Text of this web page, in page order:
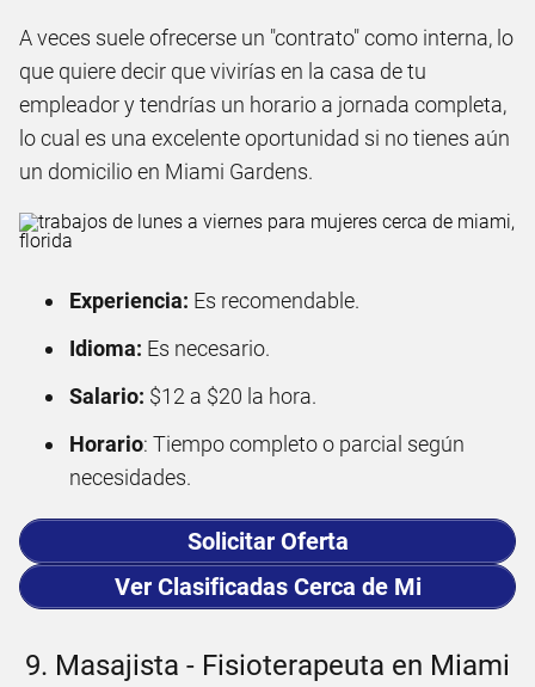
A veces suele ofrecerse un "contrato" como interna, lo
que quiere decir que vivirías en la casa de tu
empleador y tendrías un horario a jornada completa,
lo cual es una excelente oportunidad si no tienes aún
un domicilio en Miami Gardens.
Experiencia: Es recomendable.
Idioma: Es necesario.
Salario: $12 a $20 la hora.
Horario: Tiempo completo o parcial según
necesidades.
Solicitar Oferta
Ver Clasificadas Cerca de Mi
9. Masajista - Fisioterapeuta en Miami